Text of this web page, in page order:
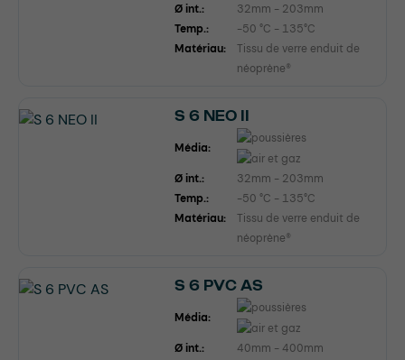
Ø int.:
32mm - 203mm
Temp.:
-50 °C - 135°C
Matériau:
Tissu de verre enduit de
néoprène®
S 6 NEO II
Média:
Ø int.:
32mm - 203mm
Temp.:
-50 °C - 135°C
Matériau:
Tissu de verre enduit de
néoprène®
S 6 PVC AS
Média:
Ø int.:
40mm - 400mm